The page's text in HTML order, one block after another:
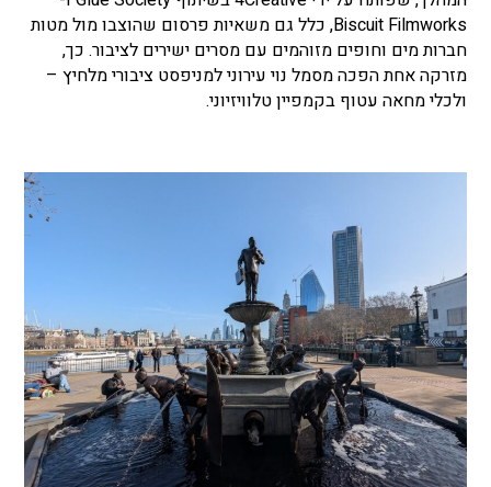
Biscuit Filmworks, כלל גם משאיות פרסום שהוצבו מול מטות
חברות מים וחופים מזוהמים עם מסרים ישירים לציבור. כך,
מזרקה אחת הפכה מסמל נוי עירוני למניפסט ציבורי מלחיץ –
ולכלי מחאה עטוף בקמפיין טלוויזיוני.